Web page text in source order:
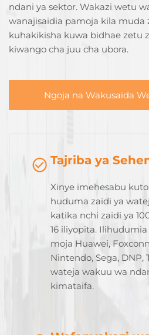
ndani ya sektor. Wakazi wetu
wanajisaidia pamoja kila muda
kuhakikisha kuwa bidhae zetu
kiwango cha juu cha ubora.
Ngoja na Wakusaida
Tajriba ya
Xinye imehesabu
huduma zaidi ya
katika nchi zaidi ya
16 iliyopita.
moja Huawei,
Nintendo, Sega, DNP,
wateja wakuu wa
kimataifa.